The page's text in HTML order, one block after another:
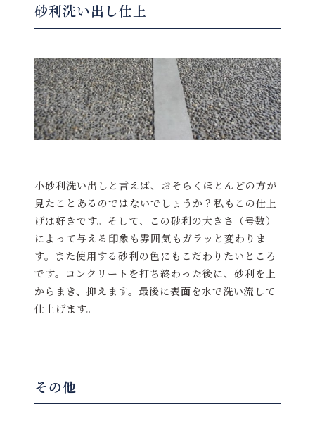
砂利洗い出し仕上
小砂利洗い出しと言えば、おそらくほとんどの方が
見たことあるのではないでしょうか？私もこの仕上
げは好きです。そして、この砂利の大きさ（号数）
によって与える印象も雰囲気もガラッと変わりま
す。また使用する砂利の色にもこだわりたいところ
です。コンクリートを打ち終わった後に、砂利を上
からまき、抑えます。最後に表面を水で洗い流して
仕上げます。
その他